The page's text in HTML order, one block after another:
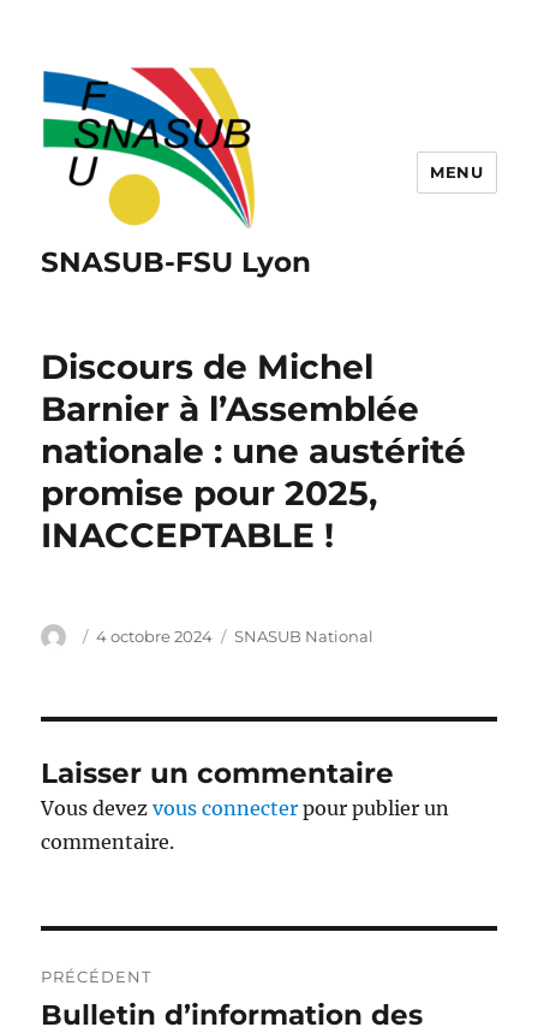
SNASUB-FSU Lyon
MENU
Discours de Michel
Barnier à l’Assemblée
nationale : une austérité
promise pour 2025,
INACCEPTABLE !
Auteur
Publié
4 octobre 2024 Catégories
SNASUB National
Laisser un commentaire
Vous devezvous connecter pour publier un
commentaire.
de
PRÉCÉDENT
Publication
Bulletin d’information des